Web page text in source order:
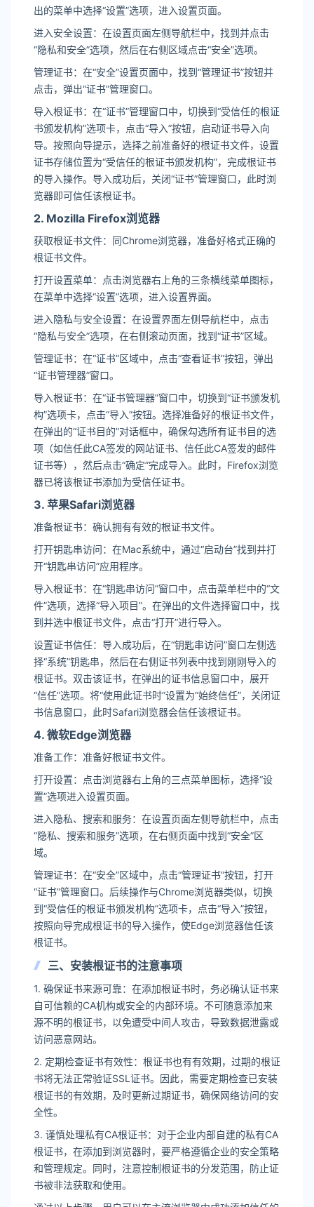
出的菜单中选择“设置”选项，进入设置页面。
进入安全设置：在设置页面左侧导航栏中，找到并点击
“隐私和安全”选项，然后在右侧区域点击“安全”选项。
管理证书：在“安全”设置页面中，找到“管理证书”按钮并
点击，弹出“证书”管理窗口。
导入根证书：在“证书”管理窗口中，切换到“受信任的根证
书颁发机构”选项卡，点击“导入”按钮，启动证书导入向
导。按照向导提示，选择之前准备好的根证书文件，设置
证书存储位置为“受信任的根证书颁发机构”，完成根证书
的导入操作。导入成功后，关闭“证书”管理窗口，此时浏
览器即可信任该根证书。
2. Mozilla Firefox浏览器
获取根证书文件：同Chrome浏览器，准备好格式正确的
根证书文件。
打开设置菜单：点击浏览器右上角的三条横线菜单图标，
在菜单中选择“设置”选项，进入设置界面。
进入隐私与安全设置：在设置界面左侧导航栏中，点击
“隐私与安全”选项，在右侧滚动页面，找到“证书”区域。
管理证书：在“证书”区域中，点击“查看证书”按钮，弹出
“证书管理器”窗口。
导入根证书：在“证书管理器”窗口中，切换到“证书颁发机
构”选项卡，点击“导入”按钮。选择准备好的根证书文件，
在弹出的“证书目的”对话框中，确保勾选所有证书目的选
项（如信任此CA签发的网站证书、信任此CA签发的邮件
证书等），然后点击“确定”完成导入。此时，Firefox浏览
器已将该根证书添加为受信任证书。
3. 苹果Safari浏览器
准备根证书：确认拥有有效的根证书文件。
打开钥匙串访问：在Mac系统中，通过“启动台”找到并打
开“钥匙串访问”应用程序。
导入根证书：在“钥匙串访问”窗口中，点击菜单栏中的“文
件”选项，选择“导入项目”。在弹出的文件选择窗口中，找
到并选中根证书文件，点击“打开”进行导入。
设置证书信任：导入成功后，在“钥匙串访问”窗口左侧选
择“系统”钥匙串，然后在右侧证书列表中找到刚刚导入的
根证书。双击该证书，在弹出的证书信息窗口中，展开
“信任”选项。将“使用此证书时”设置为“始终信任”，关闭证
书信息窗口，此时Safari浏览器会信任该根证书。
4. 微软Edge浏览器
准备工作：准备好根证书文件。
打开设置：点击浏览器右上角的三点菜单图标，选择“设
置”选项进入设置页面。
进入隐私、搜索和服务：在设置页面左侧导航栏中，点击
“隐私、搜索和服务”选项，在右侧页面中找到“安全”区
域。
管理证书：在“安全”区域中，点击“管理证书”按钮，打开
“证书”管理窗口。后续操作与Chrome浏览器类似，切换
到“受信任的根证书颁发机构”选项卡，点击“导入”按钮，
按照向导完成根证书的导入操作，使Edge浏览器信任该
根证书。
三、安装根证书的注意事项
1. 确保证书来源可靠：在添加根证书时，务必确认证书来
自可信赖的CA机构或安全的内部环境。不可随意添加来
源不明的根证书，以免遭受中间人攻击，导致数据泄露或
访问恶意网站。
2. 定期检查证书有效性：根证书也有有效期，过期的根证
书将无法正常验证SSL证书。因此，需要定期检查已安装
根证书的有效期，及时更新过期证书，确保网络访问的安
全性。
3. 谨慎处理私有CA根证书：对于企业内部自建的私有CA
根证书，在添加到浏览器时，要严格遵循企业的安全策略
和管理规定。同时，注意控制根证书的分发范围，防止证
书被非法获取和使用。